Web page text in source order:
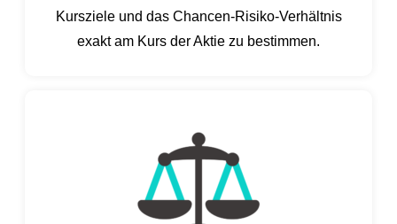
Kursziele und das Chancen-Risiko-Verhältnis
exakt am Kurs der Aktie zu bestimmen.